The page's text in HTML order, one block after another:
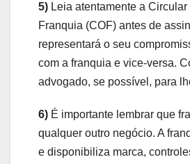
5) Leia atentamente a
Franquia (COF) antes de
representará o seu
com a franquia e vice-versa.
advogado, se possível, para
6) É importante lembrar que
qualquer outro negócio. A
e disponibiliza marca,